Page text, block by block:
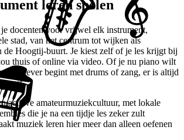
leren spelen
docenten voor vrijwel elk instrument,
stad, van het centrum tot wijken als
de Hoogtij-buurt. Je kiest zelf of je les krijgt bij
thuis of online via video. Of je nu piano wilt
of liever begint met drums of zang, er is altijd
past.
actieve amateurmuziekcultuur, met lokale
die je na een tijdje les zeker zult
muziek leren hier meer dan alleen oefenen